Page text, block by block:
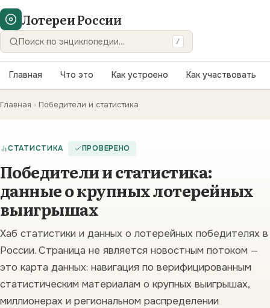
Лотереи России
/
Искать
Главная Что это Как устроено Как участвовать
Главная › Победители и статистика
СТАТИСТИКА ПРОВЕРЕНО
Победители и статистика:
данные о крупных лотерейных
выигрышах
Хаб статистики и данных о лотерейных победителях в
России. Страница не является новостным потоком —
это карта данных: навигация по верифицированным
статистическим материалам о крупных выигрышах,
миллионерах и региональном распределении